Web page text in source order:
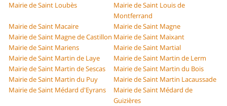
Mairie de Saint Loubès
Mairie de Saint Louis de
Montferrand
Mairie de Saint Macaire
Mairie de Saint Magne
Mairie de Saint Magne de Castillon Mairie de Saint Maixant
Mairie de Saint Mariens
Mairie de Saint Martial
Mairie de Saint Martin de Laye
Mairie de Saint Martin de Lerm
Mairie de Saint Martin de Sescas
Mairie de Saint Martin du Bois
Mairie de Saint Martin du Puy
Mairie de Saint Martin Lacaussade
Mairie de Saint Médard d'Eyrans
Mairie de Saint Médard de
Guizières